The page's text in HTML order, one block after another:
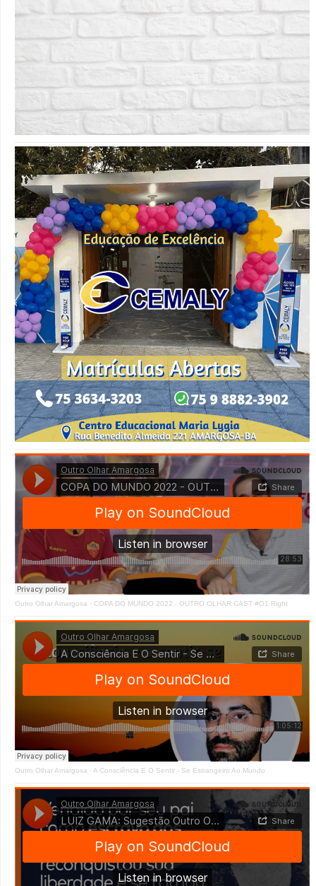
Outro Olhar Amargosa · COPA DO MUNDO 2022 - OUTRO OLHAR CAST #O1 Right
Outro Olhar Amargosa · A Consciência E O Sentir - Se Estrangeiro Ao Mundo